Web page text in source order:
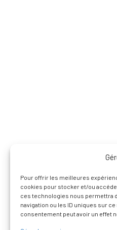
Pour offrir les meilleures
cookies pour stocker et/ou
ces technologies nous permettra
navigation ou les ID uniques sur
consentement peut avoir un effet